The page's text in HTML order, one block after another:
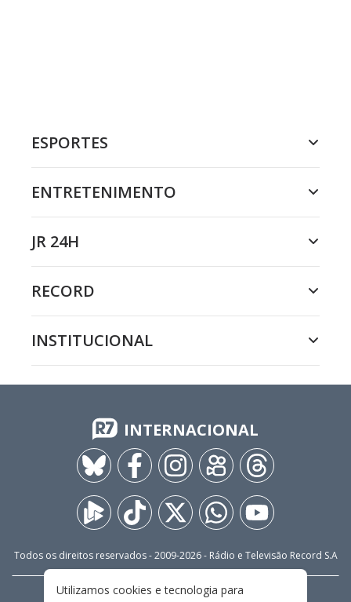
ESPORTES
ENTRETENIMENTO
JR 24H
RECORD
INSTITUCIONAL
INTERNACIONAL
Todos os direitos reservados - 2009-2026- Rádio e Televisão Record S.A
PRIVACIDADE
Utilizamos cookies e tecnologia para